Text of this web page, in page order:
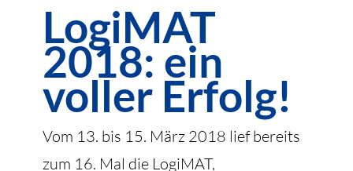
2018:
voller
Erfolg!
LogiMAT
2018: ein
voller Erfolg!
Vom 13. bis 15. März 2018 lief bereits
zum 16. Mal die LogiMAT,